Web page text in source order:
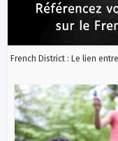
French District : Le lien